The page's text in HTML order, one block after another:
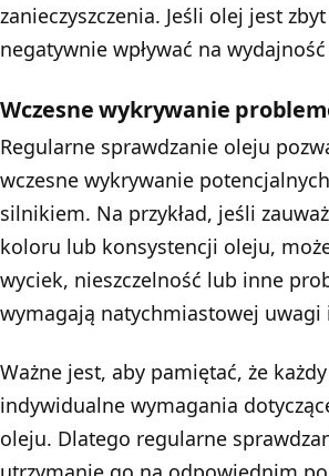
zanieczyszczenia. Jeśli olej jest
negatywnie wpływać na
Wczesne wykrywanie
Regularne sprawdzanie oleju
wczesne wykrywanie
silnikiem. Na przykład, jeśli
koloru lub konsystencji oleju,
wyciek, nieszczelność lub inne
wymagają natychmiastowej uwagi
Ważne jest, aby pamiętać, że
indywidualne wymagania
oleju. Dlatego regularne